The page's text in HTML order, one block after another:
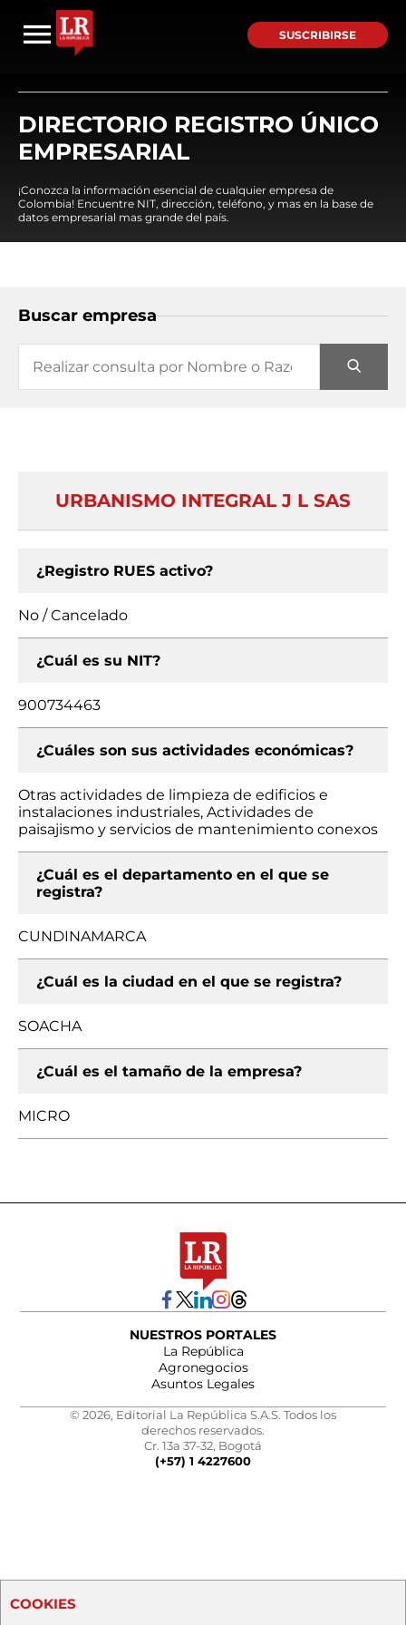
SUSCRIBIRSE
DIRECTORIO REGISTRO ÚNICO
EMPRESARIAL
¡Conozca la información esencial de cualquier empresa de
Colombia! Encuentre NIT, dirección, teléfono, y mas en la base de
datos empresarial mas grande del país.
Buscar empresa
URBANISMO INTEGRAL J L SAS
¿Registro RUES activo?
No / Cancelado
¿Cuál es su NIT?
900734463
¿Cuáles son sus actividades económicas?
Otras actividades de limpieza de edificios e
instalaciones industriales, Actividades de
paisajismo y servicios de mantenimiento conexos
¿Cuál es el departamento en el que se
registra?
CUNDINAMARCA
¿Cuál es la ciudad en el que se registra?
SOACHA
¿Cuál es el tamaño de la empresa?
MICRO
NUESTROS PORTALES
La República
Agronegocios
Asuntos Legales
© 2026, Editorial La República S.A.S. Todos los
derechos reservados.
Cr. 13a 37-32, Bogotá
(+57) 1 4227600
COOKIES